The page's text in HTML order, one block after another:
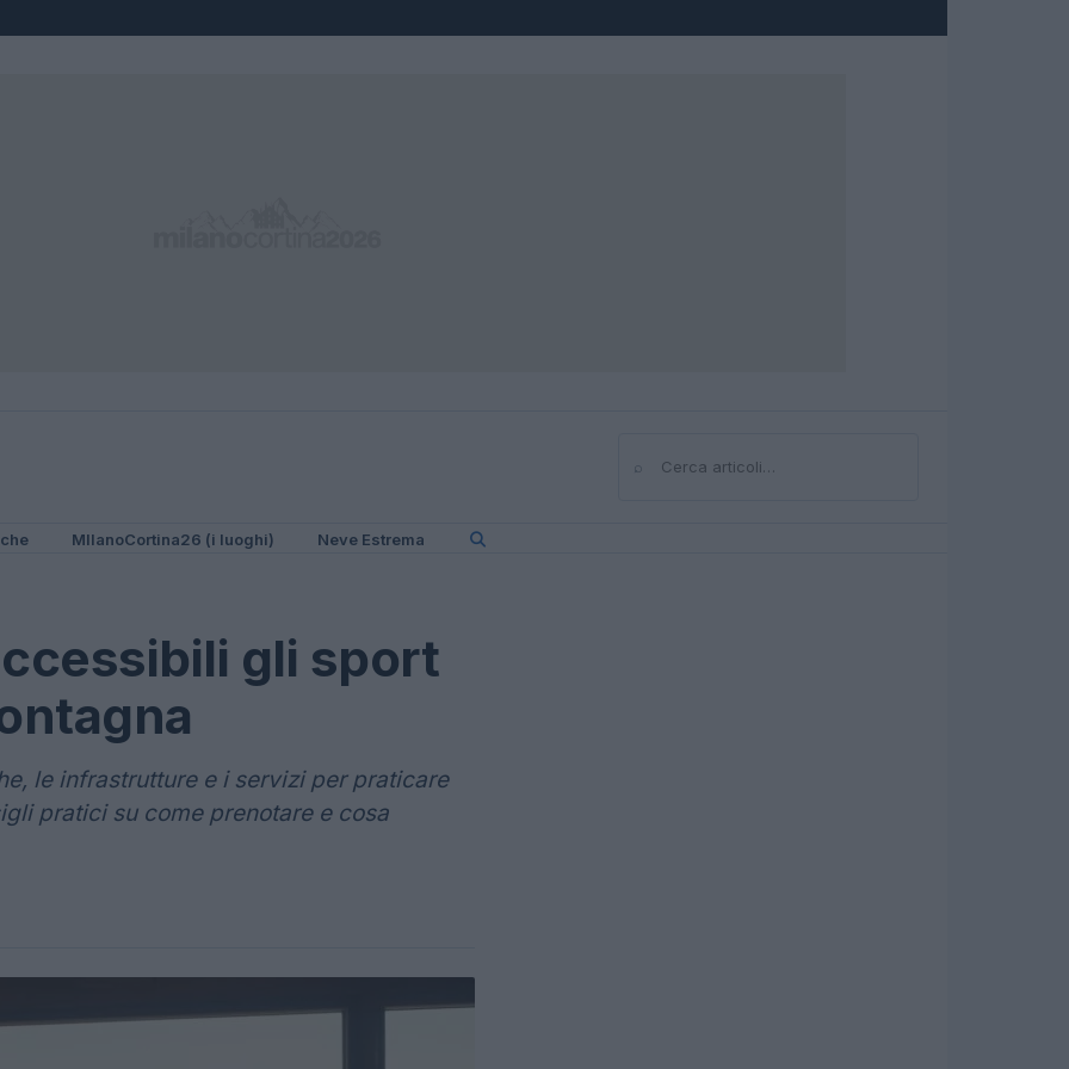
⌕Cerca
MIlanoCortina26 (i luoghi) Neve Estrema
gli sport
le infrastrutture e i servizi per praticare
pratici su come prenotare e cosa